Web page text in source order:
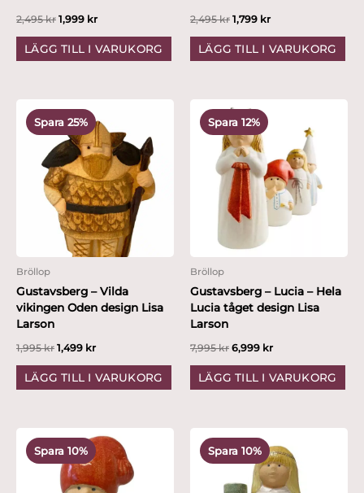
2,495kr 1,999 kr
LÄGG TILL I VARUKORG
2,495kr 1,799 kr
LÄGG TILL I VARUKORG
Spara 25%
Bröllop
Gustavsberg – Vilda
vikingen Oden design Lisa
Larson
1,995kr
ursprungliga
var:
1,995 kr.
1,499 kr
nuvarande
priset
är:
1,499 kr.
LÄGG TILL I VARUKORG
Spara 12%
Bröllop
Gustavsberg – Lucia – Hela
Lucia tåget design Lisa
Larson
7,995kr
Det
ursprungliga
var:
7,995 kr.
6,999 kr
6,999 kr.
LÄGG TILL I VARUKORG
Spara 10%
ursprungliga
var:
1,995 kr.
Det
nuvarande
priset
är:
1,799 kr.
Spara 10%
ursprungliga
1,995 kr.
nuvarande
priset
är:
1,799 kr.